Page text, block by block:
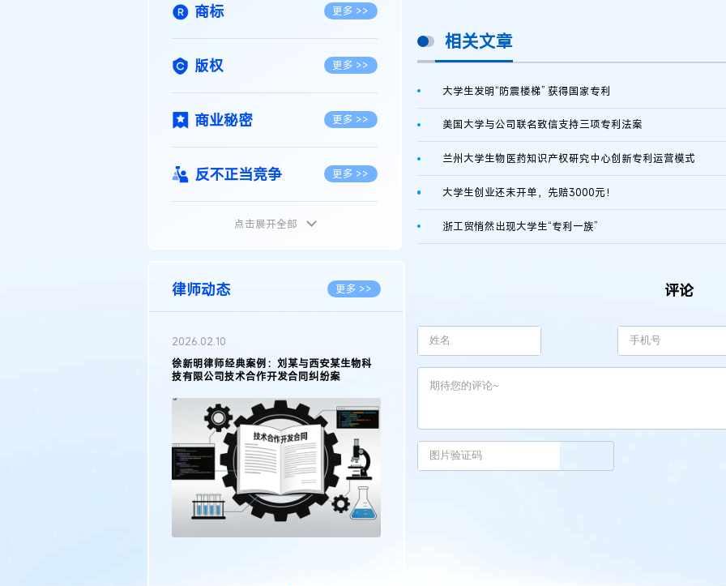
商标 更多 >>
版权 更多 >>
商业秘密 更多 >>
反不正当竞争 更多 >>
植物新品种
地理标志 更多 >>
集成电路布图设计
传统文化 更多 >>
点击展开全部
律师动态 更多 >>
徐新明律师接受《天津日报》采访：解读
2025年度天津市专利行政保护案例
著名知识产权律师徐新明接受《中国经营
报》采访：技术革新下知识产权保护面临新
相关文章
大学生发明“防震楼梯” 获得国家专利
美国大学与公司联名致信支持三项专利法案
兰州大学生物医药知识产权研究中心创新专利运营模式
大学生创业还未开单，先赔3000元！
浙工贸悄然出现大学生“专利一族”
评论